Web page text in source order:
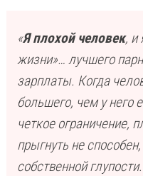
«Я плохой человек, и
жизни»… лучшего
зарплаты. Когда
большего, чем у него
четкое ограничение,
прыгнуть не
собственной